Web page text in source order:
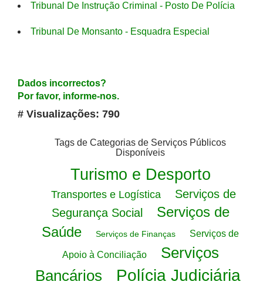
Tribunal De Instrução Criminal - Posto De Polícia
Tribunal De Monsanto - Esquadra Especial
Dados incorrectos?
Por favor, informe-nos.
# Visualizações: 790
Tags de Categorias de Serviços Públicos
Disponíveis
Turismo e Desporto
Transportes e Logística
Serviços de
Segurança Social
Serviços de
Saúde
Serviços de Finanças Serviços de
Apoio à Conciliação
Serviços
Bancários
Polícia Judiciária